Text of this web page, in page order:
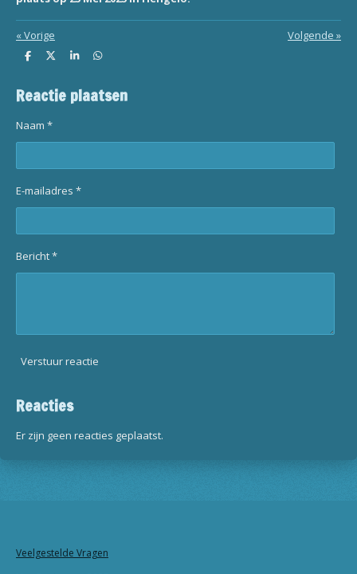
«Vorige Volgende »
D
e
n
D
l
S
r
e
D
e
n
Reactie plaatsen
Naam *
E-mailadres *
Bericht *
Verstuur reactie
Reacties
Er zijn geen reacties geplaatst.
Veelgestelde Vragen